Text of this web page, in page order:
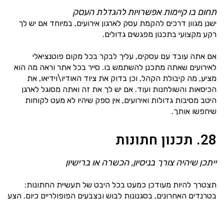
תחום בו קיימות אפשרויות להגדלת העסק
ישנן מגוון דרכים להקמת עסק לארגון אירועים, במיוחד אם יש לך
רקע מקצועי בתכנון מפגשים גדולים.
אם אתה עובד עם עסקים, עליך לבקר בכל מקום פוטנציאלי
לאירועים שאתה מתכנן להשתמש בו. סייר בכל אתר וראה מה הוא
מציע, מה קיבולת הקהל, וכן בדוק את ציוד האודיו\וידיאו, את
הכיסאות והשולחנות ועוד. אם יש לך את זה ואתה מסוגל לארגן
היטב מסיבות גדולות ואירועים, אין ספק שיהיו לא מעט לקוחות
שיחפשו אותך.
28. תכנון חתונות
ייתכן שיהיה צורך בניסיון, הכשרה או ברישיון
תצטרך להיות מעודכן כמעט בכל היבט של תעשיית החתונות:
בטרנדים האחרונים, בסגנונות לבוש ובצבעים הפופולריים כיום. הצע